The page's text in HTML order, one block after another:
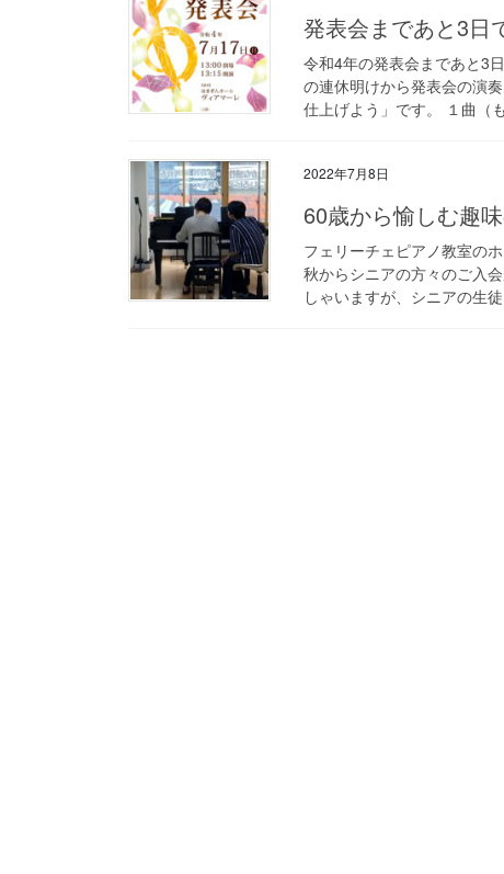
発表会まであと3日
令和4年の発表会まであと3
の連休明けから発表会の演
仕上げよう」です。 １曲（
2022年7月8日
60歳から愉しむ趣
フェリーチェピアノ教室の
秋からシニアの方々のご入
しゃいますが、シニアの生